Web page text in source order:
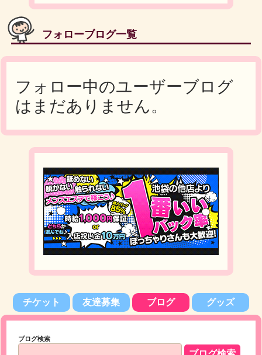
フォローブログ一覧
フォロー中のユーザーブログ
はまだありません。
チケット 友達募集 ブログ グッズ
ブログ検索